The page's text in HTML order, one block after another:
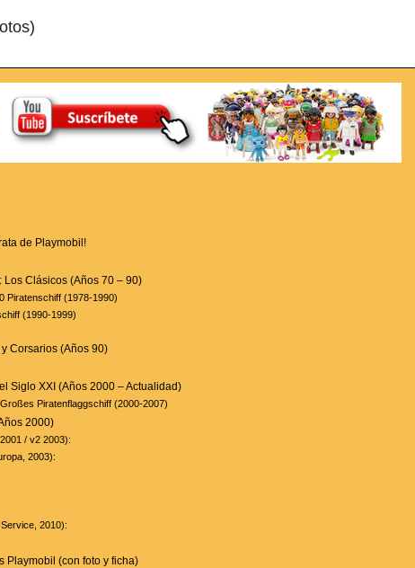
de Playmobil!
Clásicos (Años 70 – 90)
Piratenschiff (1978-1990)
(1990-1999)
Corsarios (Años 90)
Siglo XXI (Años 2000 – Actualidad)
Piratenflaggschiff (2000-2007)
2000)
/ v2 2003):
2003):
2010):
Playmobil (con foto y ficha)